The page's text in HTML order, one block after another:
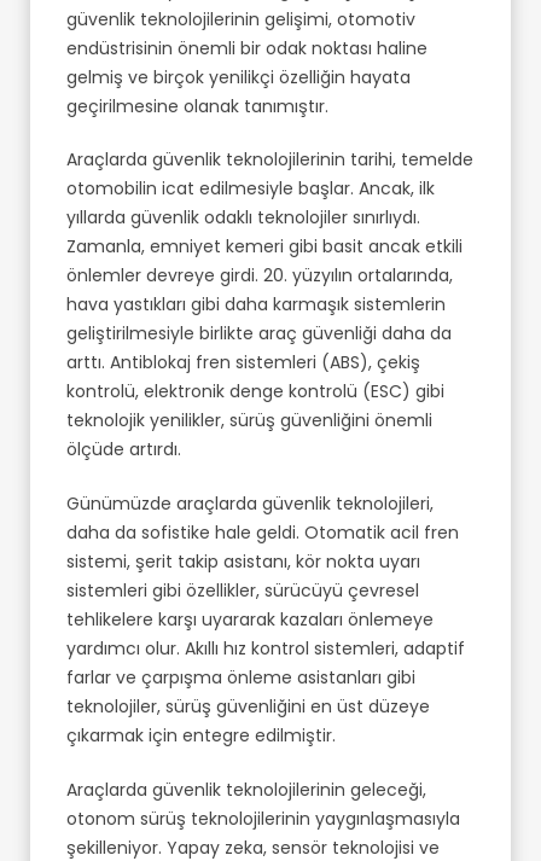
güvenlik teknolojilerinin gelişimi, otomotiv
endüstrisinin önemli bir odak noktası haline
gelmiş ve birçok yenilikçi özelliğin hayata
geçirilmesine olanak tanımıştır.
Araçlarda güvenlik teknolojilerinin tarihi, temelde
otomobilin icat edilmesiyle başlar. Ancak, ilk
yıllarda güvenlik odaklı teknolojiler sınırlıydı.
Zamanla, emniyet kemeri gibi basit ancak etkili
önlemler devreye girdi. 20. yüzyılın ortalarında,
hava yastıkları gibi daha karmaşık sistemlerin
geliştirilmesiyle birlikte araç güvenliği daha da
arttı. Antiblokaj fren sistemleri (ABS), çekiş
kontrolü, elektronik denge kontrolü (ESC) gibi
teknolojik yenilikler, sürüş güvenliğini önemli
ölçüde artırdı.
Günümüzde araçlarda güvenlik teknolojileri,
daha da sofistike hale geldi. Otomatik acil fren
sistemi, şerit takip asistanı, kör nokta uyarı
sistemleri gibi özellikler, sürücüyü çevresel
tehlikelere karşı uyararak kazaları önlemeye
yardımcı olur. Akıllı hız kontrol sistemleri, adaptif
farlar ve çarpışma önleme asistanları gibi
teknolojiler, sürüş güvenliğini en üst düzeye
çıkarmak için entegre edilmiştir.
Araçlarda güvenlik teknolojilerinin geleceği,
otonom sürüş teknolojilerinin yaygınlaşmasıyla
şekilleniyor. Yapay zeka, sensör teknolojisi ve